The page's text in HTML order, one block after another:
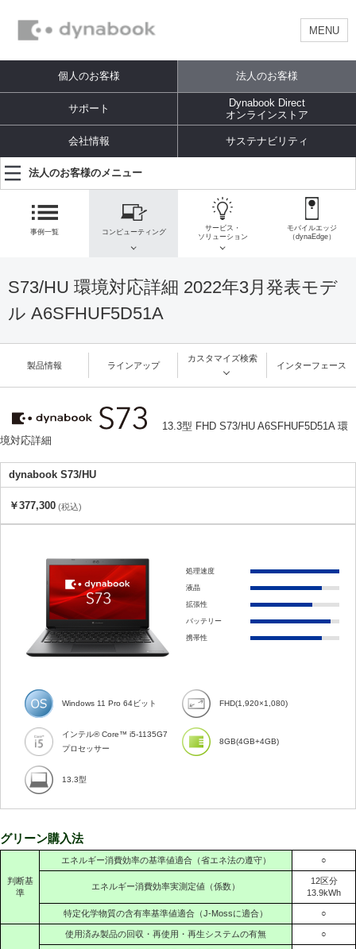
MENU
個人のお客様 法人のお客様
サポート
Dynabook Direct
オンラインストア
会社情報 サステナビリティ
法人のお客様のメニュー
事例一覧 コンピューティング
サービス・
ソリューション
モバイルエッジ
（dynaEdge）
S73/HU 環境対応詳細 2022年3月発表モデ
ル A6SFHUF5D51A
製品情報 ラインアップ
カスタマイズ検索
インターフェース
13.3型 FHD S73/HU A6SFHUF5D51A 環
境対応詳細
dynabook S73/HU
￥377,300 (税込)
処理速度
液晶
拡張性
バッテリー
携帯性
Windows 11 Pro 64ビット
インテル® Core™ i5-1135G7
プロセッサー
13.3型
FHD(1,920×1,080)
8GB(4GB+4GB)
グリーン購入法
判断基
準
エネルギー消費効率の基準値適合（省エネ法の遵守） ○
エネルギー消費効率実測定値（係数）
12区分
13.9kWh
特定化学物質の含有率基準値適合（J-Mossに適合） ○
使用済み製品の回収・再使用・再生システムの有無 ○